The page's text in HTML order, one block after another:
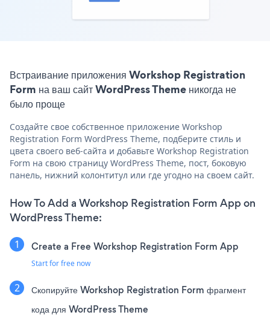
Встраивание приложения Workshop Registration
Form на ваш сайт WordPress Theme никогда не
было проще
Создайте свое собственное приложение Workshop
Registration Form WordPress Theme, подберите стиль и
цвета своего веб-сайта и добавьте Workshop Registration
Form на свою страницу WordPress Theme, пост, боковую
панель, нижний колонтитул или где угодно на своем сайт.
How To Add a Workshop Registration Form App on
WordPress Theme:
Create a Free Workshop Registration Form App
Start for free now
Скопируйте Workshop Registration Form фрагмент
кода для WordPress Theme